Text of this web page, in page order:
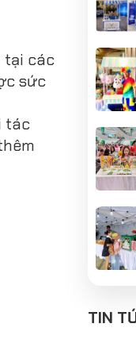
tại các
sức
tác
TIN